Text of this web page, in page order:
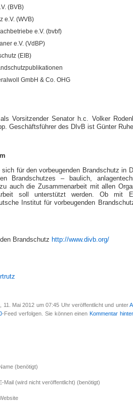
(BVB)
e.V. (WVB)
e.V. (bvbf)
e.V. (VdBP)
(EIB)
GmbH & Co. OHG
Vorsitzender Senator h.c. Volker
Geschäftsführer des DIvB ist Günter
für den vorbeugenden Brandschutz in
Brandschutzes – baulich,
auch die Zusammenarbeit mit allen
soll unterstützt werden. Ob mit
Institut für vorbeugenden
Brandschutz http://www.divb.org/
11. Mai 2012 um 07:45 Uhr veröffentlicht und unter
-Feed verfolgen. Sie können einenKommentar
(benötigt)
Mail (wird nicht veröffentlicht) (benötigt)